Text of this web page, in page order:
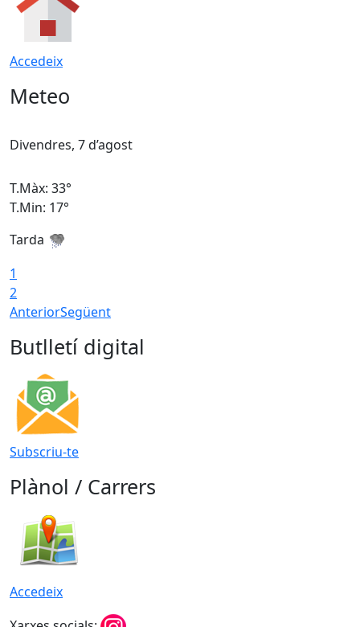
Accedeix
Meteo
Divendres, 7 d’agost
T.Màx: 33°
T.Min: 17°
Tarda
1
2
AnteriorSegüent
Butlletí digital
Subscriu-te
Plànol / Carrers
Accedeix